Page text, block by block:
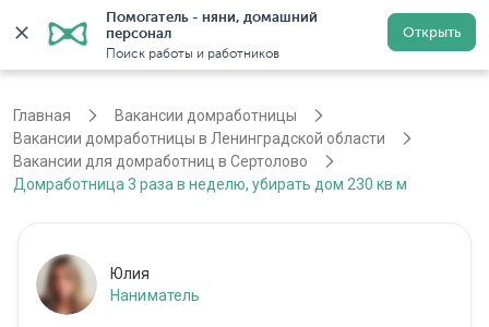
Помогатель - няни, домашний
персонал
Поиск работы и работников
Открыть
Санкт-Петербург Регистрация
Главная
Вакансии домработницы
Вакансии домработницы в Ленинградской области
Вакансии для домработниц в Сертолово
Домработница 3 раза в неделю, убирать дом 230 кв м
Юлия
Наниматель